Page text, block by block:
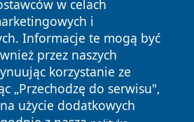
w celach
i
Informacje te mogą być
przez naszych
korzystanie ze
„Przechodzę do serwisu",
użycie dodatkowych
Wszystkie prawa
Polityka
Cookies